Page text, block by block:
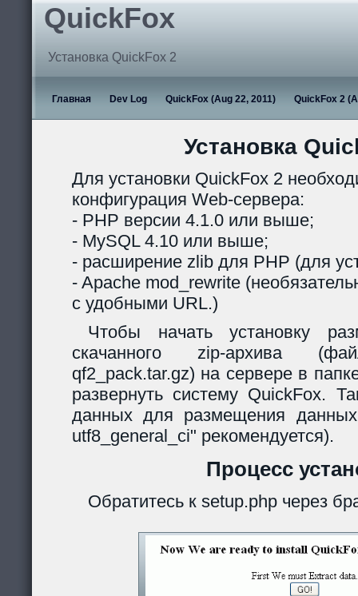
QuickFox
Установка QuickFox 2
Главная Dev Log QuickFox (Aug 22, 2011) QuickFox 2
Установка
Для установки QuickFox 2
конфигурация Web-сервера:
- PHP версии 4.1.0 или выше;
- MySQL 4.10 или выше;
- расширение zlib для PHP (для
- Apache mod_rewrite
с удобными URL.)
Чтобы начать установку
скачанного zip-архива
qf2_pack.tar.gz) на сервере в
развернуть систему QuickFox.
данных для размещения
utf8_general_ci" рекомендуется).
Процесс
Обратитесь к setup.php через